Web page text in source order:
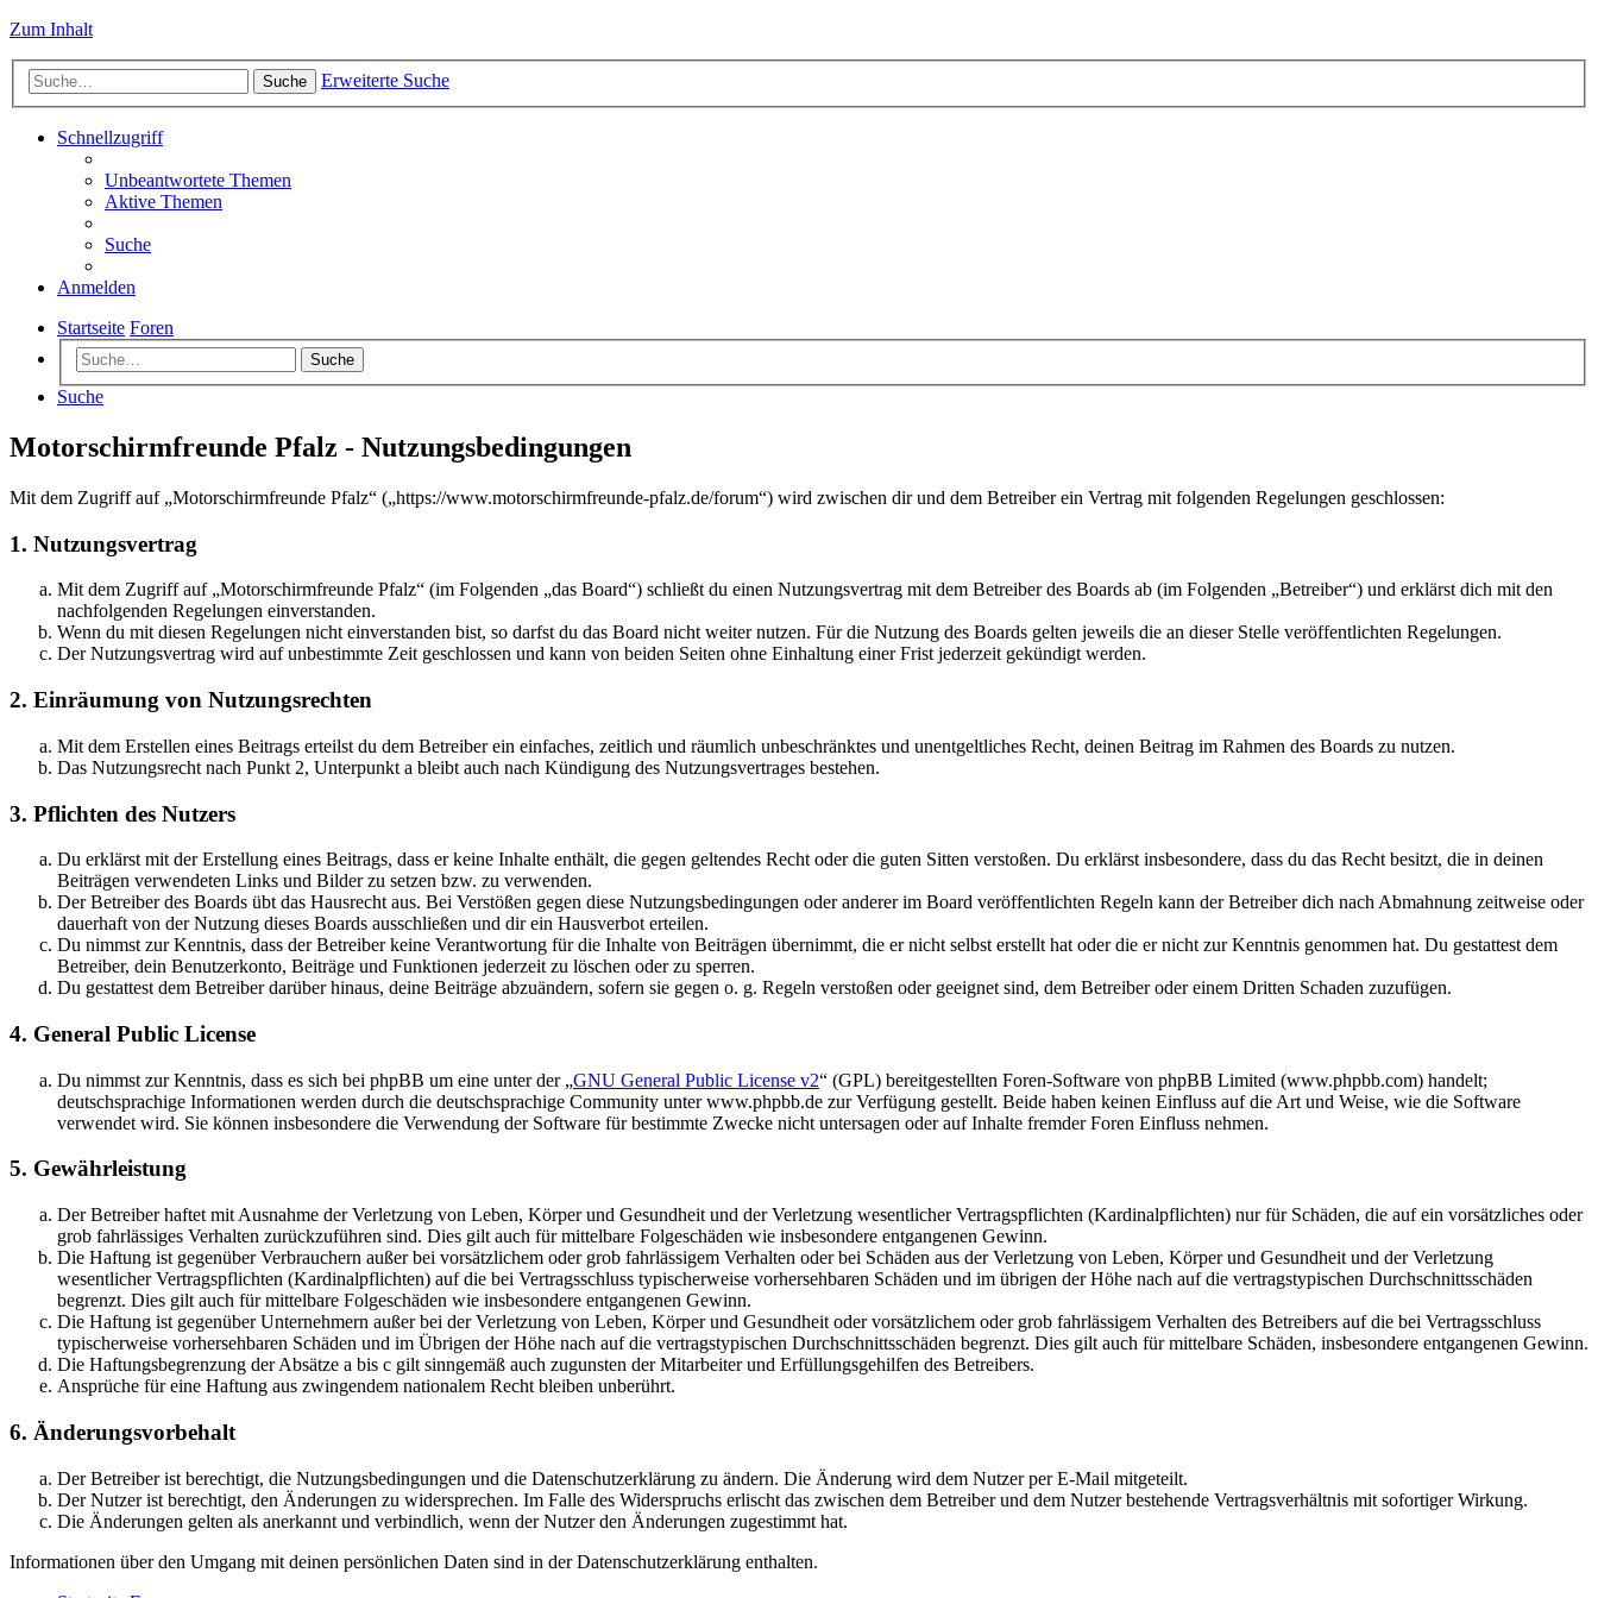
Zum Inhalt
Suche Erweiterte Suche
Schnellzugriff
Unbeantwortete Themen
Aktive Themen
Suche
Anmelden
Startseite Foren
Suche
Suche
Motorschirmfreunde Pfalz - Nutzungsbedingungen
Mit dem Zugriff auf „Motorschirmfreunde Pfalz“ („https://www.motorschirmfreunde-pfalz.de/forum“) wird zwischen dir und dem Betreiber ein Vertrag mit folgenden Regelungen geschlossen:
1. Nutzungsvertrag
Mit dem Zugriff auf „Motorschirmfreunde Pfalz“ (im Folgenden „das Board“) schließt du einen Nutzungsvertrag mit dem Betreiber des Boards ab (im Folgenden „Betreiber“) und erklärst dich mit den
nachfolgenden Regelungen einverstanden.
Wenn du mit diesen Regelungen nicht einverstanden bist, so darfst du das Board nicht weiter nutzen. Für die Nutzung des Boards gelten jeweils die an dieser Stelle veröffentlichten Regelungen.
Der Nutzungsvertrag wird auf unbestimmte Zeit geschlossen und kann von beiden Seiten ohne Einhaltung einer Frist jederzeit gekündigt werden.
2. Einräumung von Nutzungsrechten
Mit dem Erstellen eines Beitrags erteilst du dem Betreiber ein einfaches, zeitlich und räumlich unbeschränktes und unentgeltliches Recht, deinen Beitrag im Rahmen des Boards zu nutzen.
Das Nutzungsrecht nach Punkt 2, Unterpunkt a bleibt auch nach Kündigung des Nutzungsvertrages bestehen.
3. Pflichten des Nutzers
Du erklärst mit der Erstellung eines Beitrags, dass er keine Inhalte enthält, die gegen geltendes Recht oder die guten Sitten verstoßen. Du erklärst insbesondere, dass du das Recht besitzt, die in deinen
Beiträgen verwendeten Links und Bilder zu setzen bzw. zu verwenden.
Der Betreiber des Boards übt das Hausrecht aus. Bei Verstößen gegen diese Nutzungsbedingungen oder anderer im Board veröffentlichten Regeln kann der Betreiber dich nach Abmahnung zeitweise oder
dauerhaft von der Nutzung dieses Boards ausschließen und dir ein Hausverbot erteilen.
Du nimmst zur Kenntnis, dass der Betreiber keine Verantwortung für die Inhalte von Beiträgen übernimmt, die er nicht selbst erstellt hat oder die er nicht zur Kenntnis genommen hat. Du gestattest dem
Betreiber, dein Benutzerkonto, Beiträge und Funktionen jederzeit zu löschen oder zu sperren.
Du gestattest dem Betreiber darüber hinaus, deine Beiträge abzuändern, sofern sie gegen o. g. Regeln verstoßen oder geeignet sind, dem Betreiber oder einem Dritten Schaden zuzufügen.
4. General Public License
Du nimmst zur Kenntnis, dass es sich bei phpBB um eine unter der „GNU General Public License v2“ (GPL) bereitgestellten Foren-Software von phpBB Limited (www.phpbb.com) handelt;
deutschsprachige Informationen werden durch die deutschsprachige Community unter www.phpbb.de zur Verfügung gestellt. Beide haben keinen Einfluss auf die Art und Weise, wie die Software
verwendet wird. Sie können insbesondere die Verwendung der Software für bestimmte Zwecke nicht untersagen oder auf Inhalte fremder Foren Einfluss nehmen.
5. Gewährleistung
Der Betreiber haftet mit Ausnahme der Verletzung von Leben, Körper und Gesundheit und der Verletzung wesentlicher Vertragspflichten (Kardinalpflichten) nur für Schäden, die auf ein vorsätzliches oder
grob fahrlässiges Verhalten zurückzuführen sind. Dies gilt auch für mittelbare Folgeschäden wie insbesondere entgangenen Gewinn.
Die Haftung ist gegenüber Verbrauchern außer bei vorsätzlichem oder grob fahrlässigem Verhalten oder bei Schäden aus der Verletzung von Leben, Körper und Gesundheit und der Verletzung
wesentlicher Vertragspflichten (Kardinalpflichten) auf die bei Vertragsschluss typischerweise vorhersehbaren Schäden und im übrigen der Höhe nach auf die vertragstypischen Durchschnittsschäden
begrenzt. Dies gilt auch für mittelbare Folgeschäden wie insbesondere entgangenen Gewinn.
Die Haftung ist gegenüber Unternehmern außer bei der Verletzung von Leben, Körper und Gesundheit oder vorsätzlichem oder grob fahrlässigem Verhalten des Betreibers auf die bei Vertragsschluss
typischerweise vorhersehbaren Schäden und im Übrigen der Höhe nach auf die vertragstypischen Durchschnittsschäden begrenzt. Dies gilt auch für mittelbare Schäden, insbesondere entgangenen Gewinn.
Die Haftungsbegrenzung der Absätze a bis c gilt sinngemäß auch zugunsten der Mitarbeiter und Erfüllungsgehilfen des Betreibers.
Ansprüche für eine Haftung aus zwingendem nationalem Recht bleiben unberührt.
6. Änderungsvorbehalt
Der Betreiber ist berechtigt, die Nutzungsbedingungen und die Datenschutzerklärung zu ändern. Die Änderung wird dem Nutzer per E-Mail mitgeteilt.
Der Nutzer ist berechtigt, den Änderungen zu widersprechen. Im Falle des Widerspruchs erlischt das zwischen dem Betreiber und dem Nutzer bestehende Vertragsverhältnis mit sofortiger Wirkung.
Die Änderungen gelten als anerkannt und verbindlich, wenn der Nutzer den Änderungen zugestimmt hat.
Informationen über den Umgang mit deinen persönlichen Daten sind in der Datenschutzerklärung enthalten.